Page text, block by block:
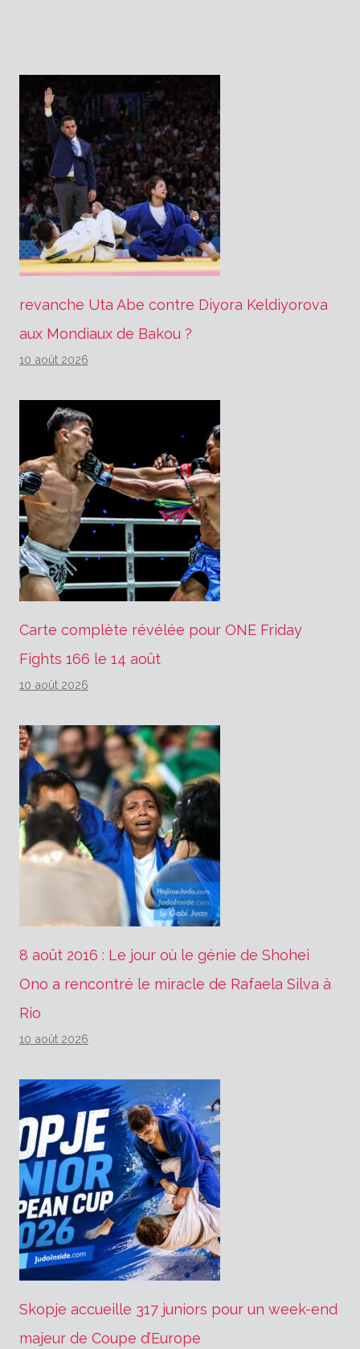
revanche Uta Abe contre Diyora Keldiyorova
aux Mondiaux de Bakou ?
10 août 2026
Carte complète révélée pour ONE Friday
Fights 166 le 14 août
10 août 2026
8 août 2016 : Le jour où le génie de Shohei
Ono a rencontré le miracle de Rafaela Silva à
Rio
10 août 2026
Skopje accueille 317 juniors pour un week-end
majeur de Coupe d’Europe